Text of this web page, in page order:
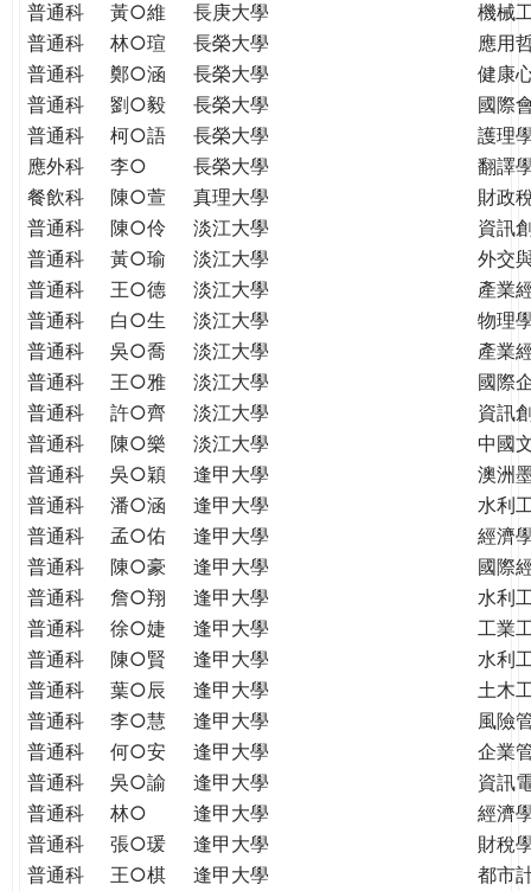
普通科 黃○維 長庚大學
機械
普通科
林○瑄 長榮大學
應用
普通科
鄭○涵 長榮大學
健康
普通科
劉○毅 長榮大學
國際
普通科
柯○語 長榮大學
護理
應外科
李○ 長榮大學
翻譯
餐飲科
陳○萱 真理大學
財政
普通科
陳○伶 淡江大學
資訊
普通科
黃○瑜 淡江大學
外交
普通科
王○德 淡江大學
產業
普通科
白○生 淡江大學
物理
普通科
吳○喬 淡江大學
產業
普通科
王○雅 淡江大學
國際
普通科
許○齊 淡江大學
資訊
普通科
陳○樂 淡江大學
中國
普通科
吳○穎 逢甲大學
澳洲
普通科
潘○涵 逢甲大學
水利
普通科
孟○佑 逢甲大學
經濟
普通科
陳○豪 逢甲大學
國際
普通科
詹○翔 逢甲大學
水利
普通科
徐○婕 逢甲大學
工業
普通科
陳○賢 逢甲大學
水利
普通科
葉○辰 逢甲大學
土木
普通科
李○慧 逢甲大學
風險
普通科
何○安 逢甲大學
企業
普通科
吳○諭 逢甲大學
資訊
普通科
林○ 逢甲大學
經濟
普通科
張○瑗 逢甲大學
財稅
普通科
王○棋 逢甲大學
都市